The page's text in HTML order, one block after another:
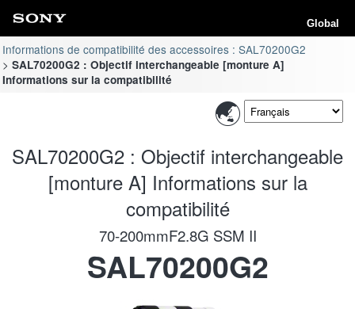
Global
Informations de compatibilité des accessoires : SAL70200G2
SAL70200G2 : Objectif interchangeable [monture A]
Informations sur la compatibilité
SAL70200G2 : Objectif interchangeable
[monture A] Informations sur la
compatibilité
70-200mmF2.8G SSM II
SAL70200G2